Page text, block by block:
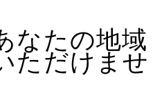
なたの地域
ただけませ